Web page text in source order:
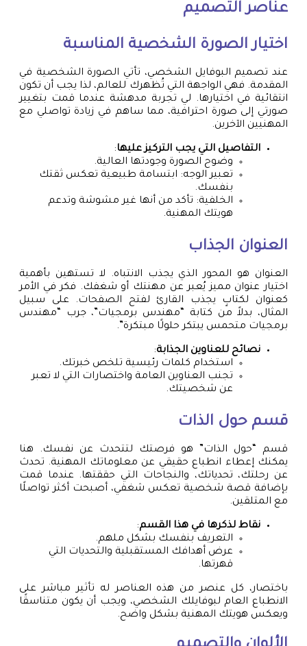
عناصر التصميم
اختيار الصورة الشخصية المناسبة
عند تصميم البوفايل الشخصي، تأتي الصورة الشخصية في
المقدمة. فهي الواجهة التي تُظهرك للعالم، لذا يجب أن تكون
انتقائية في اختيارها. لي تجربة مدهشة عندما قمت بتغيير
صورتي إلى صورة احترافية، مما ساهم في زيادة تواصلي مع
المهنيين الآخرين.
التفاصيل التي يجب التركيز عليها:
وضوح الصورة وجودتها العالية.
تعبير الوجه: ابتسامة طبيعية تعكس ثقتك
بنفسك.
الخلفية: تأكد من أنها غير مشوشة وتدعم
هويتك المهنية.
العنوان الجذاب
العنوان هو المحور الذي يجذب الانتباه. لا تستهين بأهمية
اختيار عنوان مميز يُعبر عن مهنتك أو شغفك. فكر في الأمر
كعنوان لكتابٍ يجذب القارئ لفتح الصفحات. على سبيل
المثال، بدلاً من كتابة “مهندس برمجيات”، جرب “مهندس
برمجيات متحمس يبتكر حلولًا مبتكرة”.
نصائح للعناوين الجذابة:
استخدام كلمات رئيسية تلخص خبرتك.
تجنب العناوين العامة واختصارات التي لا تعبر
عن شخصيتك.
قسم حول الذات
قسم “حول الذات” هو فرصتك لتتحدث عن نفسك. هنا
يمكنك إعطاء انطباع حقيقي عن معلوماتك المهنية. تحدث
عن رحلتك، تحدياتك، والنجاحات التي حققتها. عندما قمت
بإضافة قصة شخصية تعكس شغفي، أصبحت أكثر تواصلًا
مع المتلقين.
نقاط لذكرها في هذا القسم:
التعريف بنفسك بشكل ملهم.
عرض أهدافك المستقبلية والتحديات التي
قهرتها.
باختصار، كل عنصر من هذه العناصر له تأثير مباشر على
الانطباع العام لبوفايلك الشخصي، ويجب أن يكون متناسقًا
ويعكس هويتك المهنية بشكل واضح.